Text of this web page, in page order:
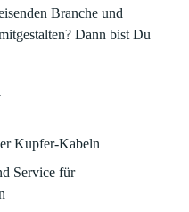
Branche und
Dann bist Du
Kupfer-Kabeln
Service für